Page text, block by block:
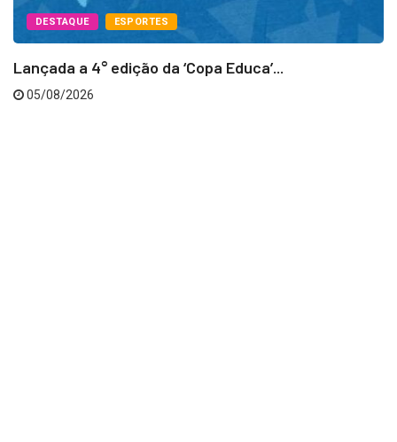
DESTAQUE ESPORTES
Lançada a 4° edição da ‘Copa Educa’...
05/08/2026